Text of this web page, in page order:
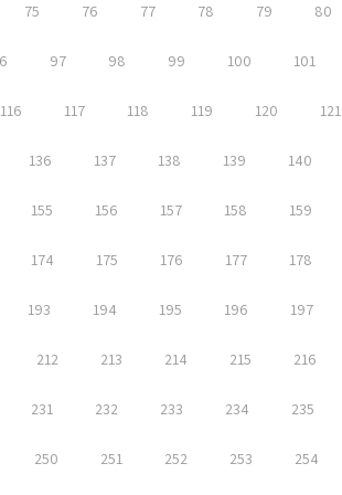
75 76 77 78 79 80
97 98 99 100 101
116 117 118 119 120 121
136 137 138 139 140
155 156 157 158 159
174 175 176 177 178
193 194 195 196 197
212 213 214 215 216
231 232 233 234 235
250 251 252 253 254